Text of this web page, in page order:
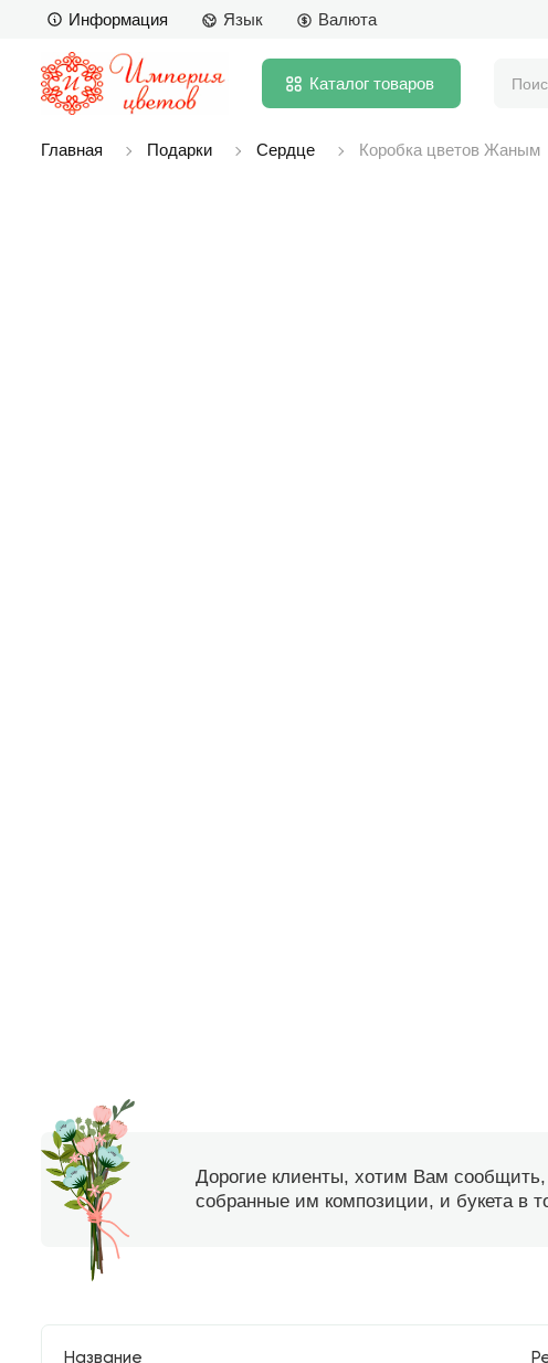
Информация Язык Валюта
Каталог товаров
Главная Подарки Сердце Коробка цветов Жаным
Дорогие клиенты, хотим Вам
собранные им композиции, и букета в
Название